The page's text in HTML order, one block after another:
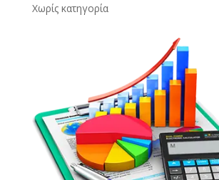
Χωρίς κατηγορία